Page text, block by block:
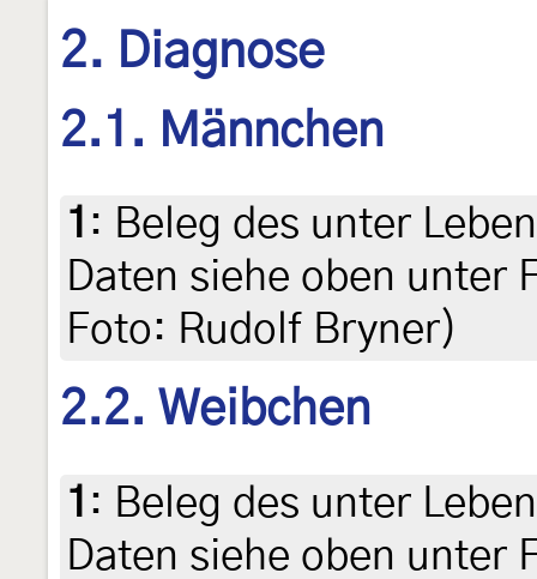
2. Diagnose
2.1. Männchen
1 : Beleg des unter
Daten siehe oben unter
Foto: Rudolf Bryner)
2.2. Weibchen
1 : Beleg des unter
Daten siehe oben unter